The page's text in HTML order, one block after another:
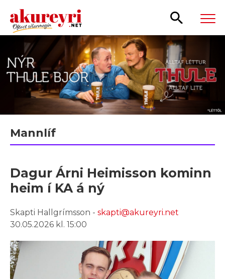
Leita
Mannlíf
Dagur Árni Heimisson kominn
heim í KA á ný
Skapti Hallgrímsson - skapti@akureyri.net
30.05.2026 kl. 15:00